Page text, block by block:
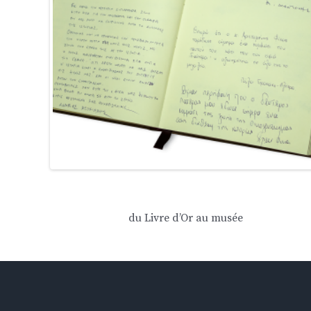
du Livre d’Or au musée